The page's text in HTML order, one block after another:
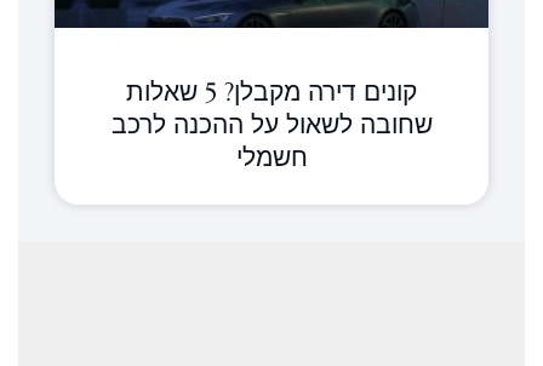
קונים דירה מקבלן? 5 שאלות
שחובה לשאול על ההכנה לרכב
חשמלי